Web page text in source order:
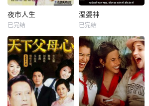
夜市人生
已完结
湿婆神
已完结